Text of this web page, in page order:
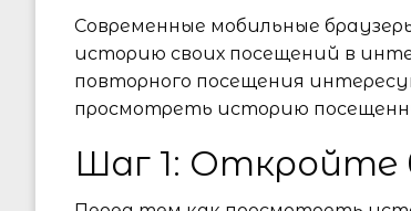
Современные мобильные
историю своих посещений в
повторного посещения
просмотреть историю
Шаг 1: Откройте